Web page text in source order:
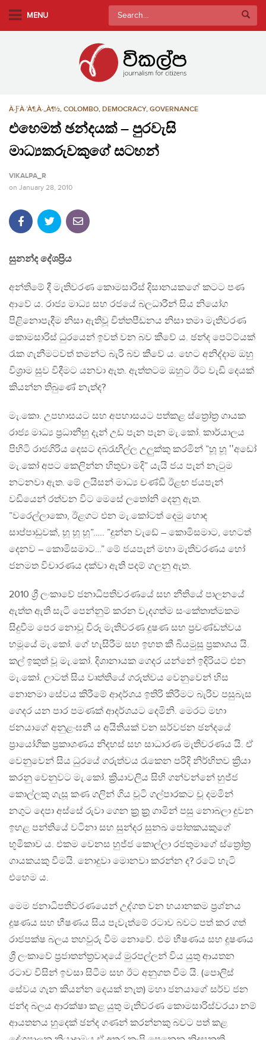
MENU
Search
for:
À·ƑÀ·’À¶‚À·„À¶½, COLOMBO, DEMOCRACY, GOVERNANCE
එහෙමත් ඡන්දයක් – පුරවැසි
මාධ්‍යකරුවකුගේ සටහන්
VIKALPA_R
on January 28, 2010
සුනන්ද දේශප්‍රිය
අන්තිමේ දී මැතිවරණ කොමසාරිස් දිසානයකගේ කටට පණ
ආවේ ය. රාජ්‍ය මාධ්‍ය සහ රජයේ බලධාරීන් සිය නියෝග
පිළිනොපැදීම නිසා ඇතිවූ චිත්තපීඩනය නිසා තමා මැතිවරණ
කොමසාරිස් ධුරයෙන් ඉවත් වන බව කීවේ ය. ඡන්ද පෙට්ට්යක්
රැක ගැනීමටවත් තමන්ට බැරි බව කීවේ ය. හෙට අනිද්දාම ඔහු
විශ්‍රාම සුව විදීමට යනවා ඇත. ඇත්තටම ඔහුට ඊට වැඩි දෙයක්
කියන්න තිබුණේ නැත්ද?
මැ.කො. උපහාසයට සහ අපහාසයට පත්කළ ස්ත්‍රෝත්‍ර ගායක
රාජ්‍ය මාධ්‍ය ප්‍රධානීහු දැන් උඩ පැන පැන මැ.කෝ. කාර්යාලය
පිහිටි රාජගිරිය දෙසට දබරැඟිල්ල උලුක්කු කරමින් ”හූ හූ ‛‛අඩෝ
මැ.කෝ අපට කෙලින්න හිතුවා මදි” යැයි ජය පැන් නැටුම
නටනවා ඇත. මේ ලයිසන් මාධ්‍ය චණ්ඩි ඊළඟ ජයපැන්
වඩියෙන් රත්වන විට මෙසේ ලතෝනි දෙනු ඇත.
”වරෙල්ලාකො, ඊළගට එන මැ.කෝටත් දෙමු හොඳ
සාප්පාඩුවක්, හූ හූ හූ”….. ”දුන්න වැඩේ – කොමිසමාට, හෙටත්
දෙනව – කොමිසමාට…” මේ ජයපැන් මහා මැතිවරණය හෝ
ජනමත විචාරණය දක්වා ඇති පදම් ගලනු ඇත.
2010 ශ්‍රී ලංකාවේ ජනාධිපතිවරණයේ සහ නීතියේ පාලනයේ
ඇත්ත ඇති සැටි පෙන්නුම් කරන වැදගත්ම සංකේතාත්මකම
සිදුවීම පෙර නොවූ විරූ මැතිවරණ දූෂණ සහ ප්‍රචණ්ඩත්වය
හමූයේ මැ.කෝ. ගේ හැසිරීම සහ ඉහත කී බියමුසු ප්‍රකාශය යි.
කල් ඉකුත් වූ මැ.කෝ. දිශානායක ගෙදර යන්නේ ඉදිරියට එන
මැ.කෝ. ලාටත් සිය වෘත්තියේ ගරුත්වය වෙනුවෙන් හිස
නොනමා සේවය කිරීමේ ආදර්ශය ඉතිරි කිරීමට බැරිව පසුබැස
ගෙදර යන පාර පමණක් ආදර්ශයට දෙමිනි. මෙරට මහා
ජනයාගේ අනුළංඝනී ය අයිතියක් වන සර්වජන ඡන්දයේ
ප්‍රායෝගික ප්‍රකාශණය නිදහස් සහ සාධාරණ මැතිවරණය යි. ඒ
වෙනුවෙන් සිය ධුරයේ ගරුත්වය රැකෙන පරිදි නිර්භිතව ක්‍රියා
කරනු වෙනුවට මැ.කෝ. ක්‍රියාවලිය සිහි ගන්වන්නේ හුජ්ජ
කොල්ලකු ගැසූ කණ ගලින් ගිය චූටි ගල්පාරකට චූ දමමින්
නගුට දෙපා අස්සේ රුවා ගෙන ක්‍රූ ක්‍රූ ගාමින් පසු නොබලා දුවන
ඉහළ පන්තියේ වටිනා සහ සුන්දර සුනඛ පෝතකයකුගේ
භූමිකාව ය. එකම වෙනස හුජ්ජ කොල්ලා රජතුමාගේ ස්ත්‍රෝත්‍ර
ගායකයකු වීමයි. නොදුවා මොනවා කරන්න ද? රටේ හැටි
එහෙම ය.
මෙම ජනාධිපතිවරණයෙන් උද්ගත වන භයානකම ප්‍රශ්නය
දූෂණය සහ භීෂණය සිය පැවැත්මේ රටාව බවට පත් කර ගත්
රාජපක්ෂ බලය තහවුරු වීම නොවේ. එම භීෂණය සහ දූෂණය
ශ්‍රී ලංකාවේ ප්‍රජාතන්ත්‍රවාදයේ මුරපල්ලන් විය යුතු ආයතන
රටාව විසින් ඉවසා සිටීම සහ ඊට අනුගත වීම යි. (පොලිස්
සේවය ගැන කියන්න දෙයක් නැත) මහා ජනයාගේ සර්ව ජන
ජන්ද බලය ආරක්ෂා කළ යුතු මැතිවරණ කොමසාරිස්වරයා නම්
ආයතනය හුදෙක් ඡන්ද ගණන් කරන්නකු බවට පත් කළ